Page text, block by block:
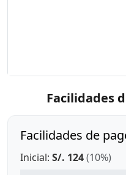
Facilidades
Facilidades de
Inicial: S/. 124(10%)